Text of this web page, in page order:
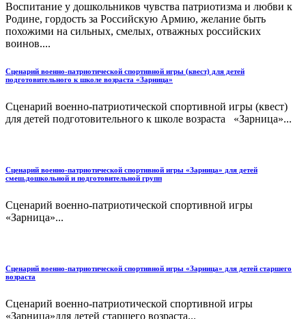
Воспитание у дошкольников чувства патриотизма и любви к
Родине, гордость за Российскую Армию, желание быть
похожими на сильных, смелых, отважных российских
воинов....
Сценарий военно-патриотической спортивной игры (квест) для детей
подготовительного к школе возраста «Зарница»
Сценарий военно-патриотической спортивной игры (квест)
для детей подготовительного к школе возраста «Зарница»...
Сценарий военно-патриотической спортивной игры «Зарница» для детей
смеш.дошкольной и подготовительной групп
Сценарий военно-патриотической спортивной игры
«Зарница»...
Сценарий военно-патриотической спортивной игры «Зарница» для детей старшего
возраста
Сценарий военно-патриотической спортивной игры
«Зарница»для детей старшего возраста...